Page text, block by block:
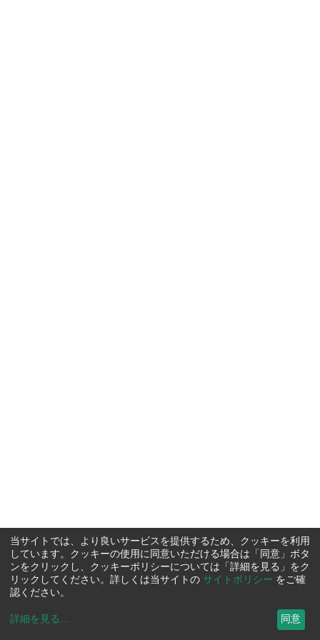
当サイトでは、より良いサービスを提供するため、クッキーを利用
しています。クッキーの使用に同意いただける場合は「同意」ボタ
ンをクリックし、クッキーポリシーについては「詳細を見る」をク
リックしてください。詳しくは当サイトの サイトポリシー をご確
認ください。
詳細を見る ... 同意